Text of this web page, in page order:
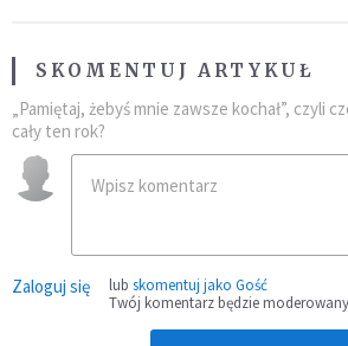
SKOMENTUJ ARTYKUŁ
„Pamiętaj, żebyś mnie zawsze kochał”, czyli
cały ten rok?
Zaloguj się lub skomentuj jako Gość
Twój komentarz będzie moderowany